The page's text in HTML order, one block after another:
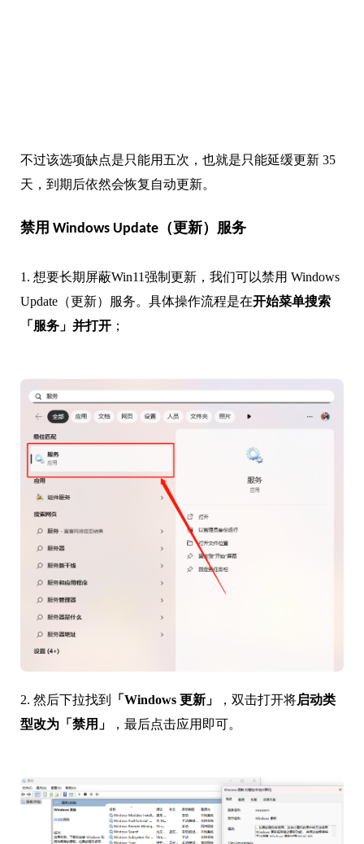
不过该选项缺点是只能用五次，也就是只能延缓更新 35
天，到期后依然会恢复自动更新。
禁用 Windows Update（更新）服务
1. 想要长期屏蔽Win11强制更新，我们可以禁用 Windows
Update（更新）服务。具体操作流程是在开始菜单搜索
「服务」并打开 ；
2. 然后下拉找到 「Windows 更新」 ，双击打开将启动类
型改为「禁用」
，最后点击应用即可。